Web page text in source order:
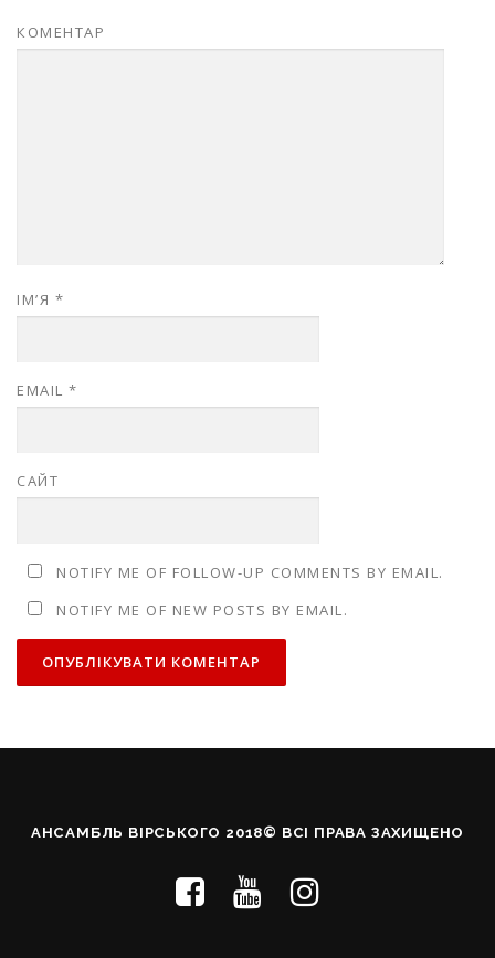
КОМЕНТАР
ІМ’Я *
EMAIL *
САЙТ
NOTIFY ME OF FOLLOW-UP COMMENTS BY EMAIL.
NOTIFY ME OF NEW POSTS BY EMAIL.
АНСАМБЛЬ ВІРСЬКОГО 2018© ВСІ ПРАВА ЗАХИЩЕНО